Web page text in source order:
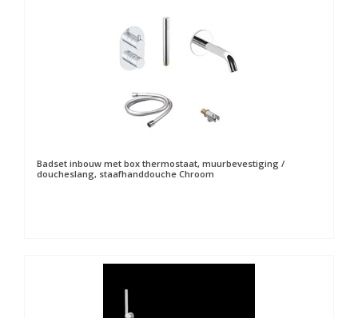
Badset inbouw met box thermostaat, muurbevestiging /
doucheslang, staafhanddouche Chroom